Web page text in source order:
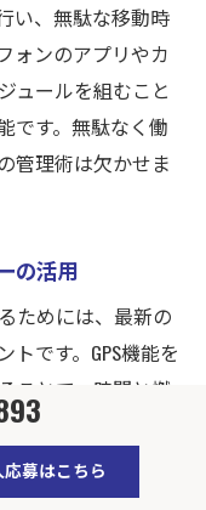
い、無駄な移動時
ォンのアプリやカ
ュールを組むこと
です。無駄なく働
管理術は欠かせま
の活用
ためには、最新の
です。GPS機能を
ことで、時間と燃
宅配業務の効率を
を導入し、リアル
。これにより、運
募はこちら